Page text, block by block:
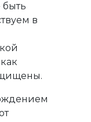
быть
в